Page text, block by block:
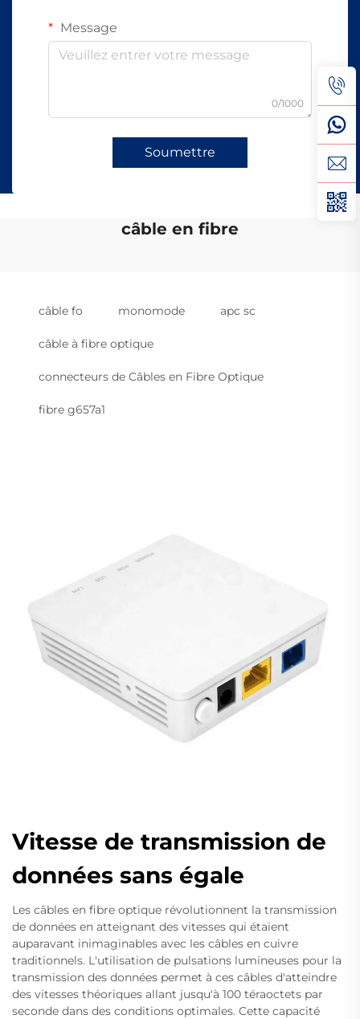
Message
0/1000
Soumettre
câble en fibre
câble fo monomode apc sc
câble à fibre optique
connecteurs de Câbles en Fibre Optique
fibre g657a1
Vitesse de transmission de
données sans égale
Les câbles en fibre optique révolutionnent la transmission
de données en atteignant des vitesses qui étaient
auparavant inimaginables avec les câbles en cuivre
traditionnels. L'utilisation de pulsations lumineuses pour la
transmission des données permet à ces câbles d'atteindre
des vitesses théoriques allant jusqu'à 100 téraoctets par
seconde dans des conditions optimales. Cette capacité